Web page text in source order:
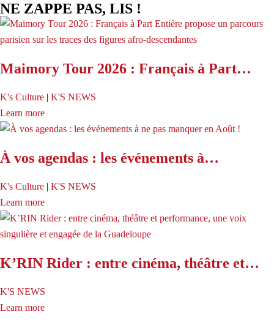
NE ZAPPE PAS, LIS !
Maimory Tour 2026 : Français à Part…
K's Culture | K'S NEWS
Learn more
À vos agendas : les événements à…
K's Culture | K'S NEWS
Learn more
K’RIN Rider : entre cinéma, théâtre et…
K'S NEWS
Learn more